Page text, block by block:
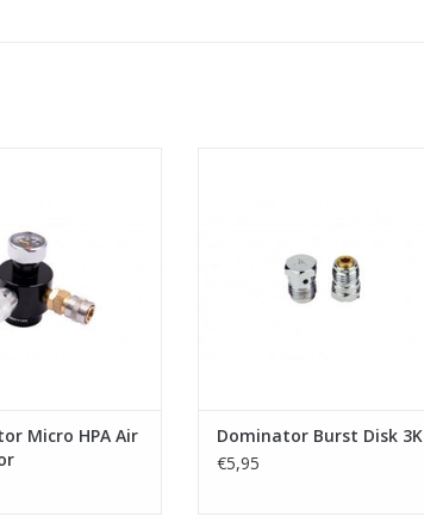
Micro HPA Air
Dominator Burst Disk 3K
€5,95